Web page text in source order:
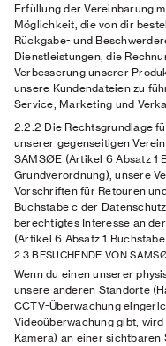
Erfüllung der Vereinbarung
Möglichkeit, die von dir
Rückgabe- und
Dienstleistungen, die
Verbesserung unserer
unsere Kundendateien zu
Service, Marketing und
2.2.2 Die Rechtsgrundlage
unserer gegenseitigen
SAMSØE (Artikel 6 Absatz 1
Grundverordnung), unsere
Vorschriften für Retouren
Buchstabe c der
berechtigtes Interesse an
(Artikel 6 Absatz 1
2.3 BESUCHENDE VON
Wenn du einen unserer
unsere anderen Standorte
CCTV-Überwachung
Videoüberwachung gibt,
Kamera) an einer